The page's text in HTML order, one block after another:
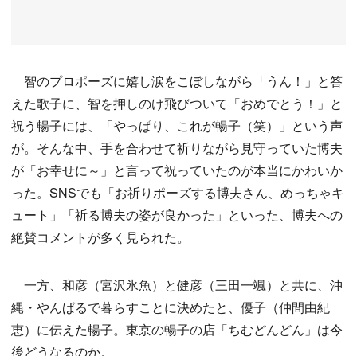
智のプロポーズに嬉し涙をこぼしながら「うん！」と答
えた歌子に、智を押しのけ飛びついて「おめでとう！」と
祝う暢子には、「やっぱり、これが暢子（笑）」という声
が。そんな中、手を合わせて祈りながら見守っていた博夫
が「お幸せに～」と言って祝っていたのが本当にかわいか
った。SNSでも「お祈りポーズする博夫さん、めっちゃキ
ュート」「祈る博夫の姿が良かった」といった、博夫への
絶賛コメントが多く見られた。
一方、和彦（宮沢氷魚）と健彦（三田一颯）と共に、沖
縄・やんばるで暮らすことに決めたと、優子（仲間由紀
恵）に伝えた暢子。東京の暢子の店「ちむどんどん」は今
後どうなるのか。